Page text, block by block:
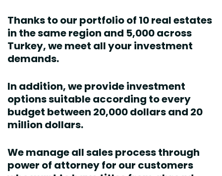
Thanks to our portfolio of 10 real estates
in the same region and 5,000 across
Turkey, we meet all your investment
demands.
In addition, we provide investment
options suitable according to every
budget between 20,000 dollars and 20
million dollars.
We manage all sales process through
power of attorney for our customers